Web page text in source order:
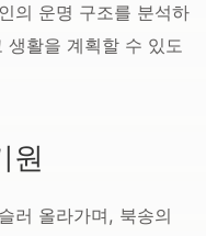
의 운명 구조를 분석하
생활을 계획할 수 있도
원
러 올라가며, 북송의